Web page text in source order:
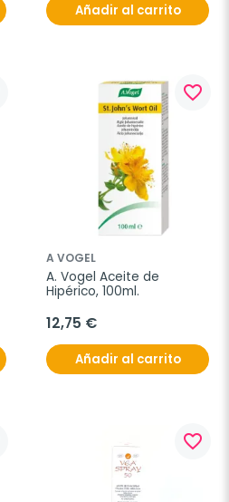
Añadir al carrito
favorite_border
A VOGEL
A. Vogel Aceite de
Hipérico, 100ml.
12,75 €
Añadir al carrito
favorite_border